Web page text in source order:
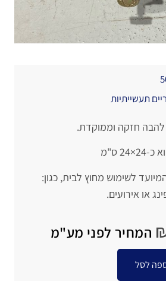
תעשייתיות
חזקה וממוקדת.
ס"מ
לשימוש מחוץ לבית, כגון:
או אירועים.
המחיר לפני מע"מ
לסל